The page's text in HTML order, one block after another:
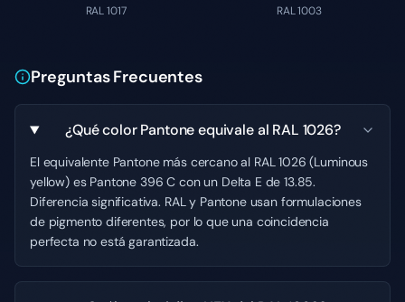
RAL 1017 RAL 1003
Preguntas Frecuentes
¿Qué color Pantone equivale al RAL 1026?
El equivalente Pantone más cercano al RAL 1026 (Luminous
yellow) es Pantone 396 C con un Delta E de 13.85.
Diferencia significativa. RAL y Pantone usan formulaciones
de pigmento diferentes, por lo que una coincidencia
perfecta no está garantizada.